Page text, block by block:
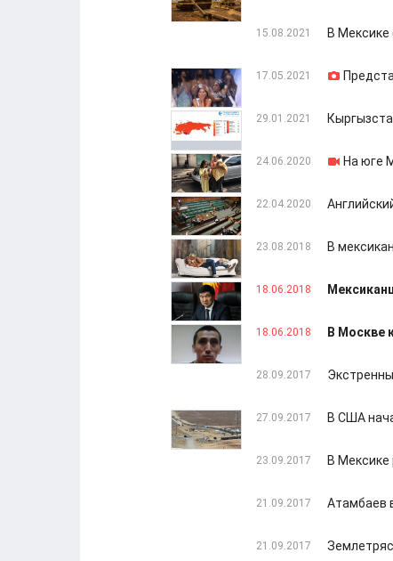
15.08.2021 В Мексике
17.05.2021
29.01.2021
24.06.2020 На юге
22.04.2020
23.08.2018 В
18.06.2018
18.06.2018 В Москве
28.09.2017
27.09.2017 В США
23.09.2017 В
21.09.2017 Атамбаев
21.09.2017